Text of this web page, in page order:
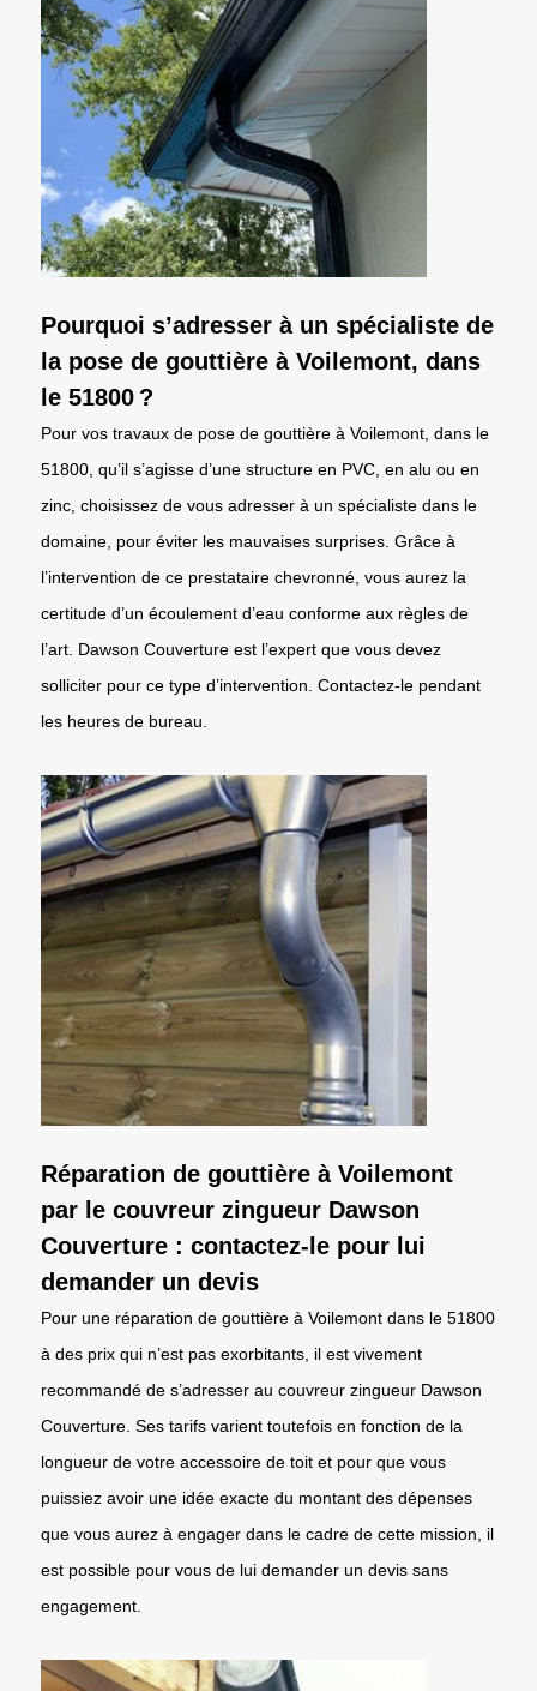
Pourquoi s’adresser à un spécialiste de
la pose de gouttière à Voilemont, dans
le 51800 ?
Pour vos travaux de pose de gouttière à Voilemont, dans le
51800, qu’il s’agisse d’une structure en PVC, en alu ou en
zinc, choisissez de vous adresser à un spécialiste dans le
domaine, pour éviter les mauvaises surprises. Grâce à
l’intervention de ce prestataire chevronné, vous aurez la
certitude d’un écoulement d’eau conforme aux règles de
l’art. Dawson Couverture est l’expert que vous devez
solliciter pour ce type d’intervention. Contactez-le pendant
les heures de bureau.
Réparation de gouttière à Voilemont
par le couvreur zingueur Dawson
Couverture : contactez-le pour lui
demander un devis
Pour une réparation de gouttière à Voilemont dans le 51800
à des prix qui n’est pas exorbitants, il est vivement
recommandé de s’adresser au couvreur zingueur Dawson
Couverture. Ses tarifs varient toutefois en fonction de la
longueur de votre accessoire de toit et pour que vous
puissiez avoir une idée exacte du montant des dépenses
que vous aurez à engager dans le cadre de cette mission, il
est possible pour vous de lui demander un devis sans
engagement.